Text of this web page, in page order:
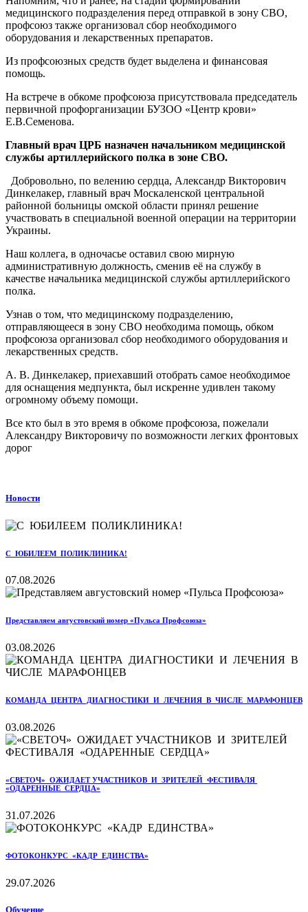
медицинского подразделения перед отправкой в зону СВО,
профсоюз также организовал сбор необходимого
оборудования и лекарственных препаратов.
Из профсоюзных средств будет выделена и финансовая
помощь.
На встрече в обкоме профсоюза присутствовала председатель
первичной профорганизации БУЗОО «Центр крови»
Е.В.Семенова.
Главный врач ЦРБ назначен начальником медицинской
службы артиллерийского полка в зоне СВО.
Добровольно, по велению сердца, Александр Викторович
Динкелакер, главный врач Москаленской центральной
районной больницы омской области принял решение
участвовать в специальной военной операции на территории
Украины.
Наш коллега, в одночасье оставил свою мирную
административную должность, сменив её на службу в
качестве начальника медицинской службы артиллерийского
полка.
Узнав о том, что медицинскому подразделению,
отправляющееся в зону СВО необходима помощь, обком
профсоюза организовал сбор необходимого оборудования и
лекарственных средств.
А. В. Динкелакер, приехавший отобрать самое необходимое
для оснащения медпункта, был искренне удивлен такому
огромному объему помощи.
Все кто был в это время в обкоме профсоюза, пожелали
Александру Викторовичу по возможности легких фронтовых
дорог
Новости
С ЮБИЛЕЕМ ПОЛИКЛИНИКА!
07.08.2026
Представляем августовский номер «Пульса Профсоюза»
03.08.2026
КОМАНДА ЦЕНТРА ДИАГНОСТИКИ И ЛЕЧЕНИЯ В ЧИСЛЕ МАРАФОНЦЕВ
03.08.2026
«СВЕТОЧ» ОЖИДАЕТ УЧАСТНИКОВ И ЗРИТЕЛЕЙ ФЕСТИВАЛЯ
«ОДАРЕННЫЕ СЕРДЦА»
31.07.2026
ФОТОКОНКУРС «КАДР ЕДИНСТВА»
29.07.2026
Обучение